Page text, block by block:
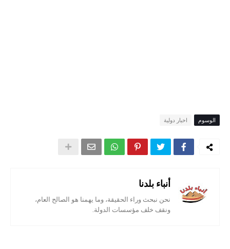
الوسوم اخبار دولية
أنباء بلدنا
نحن نبحث وراء الحقيقة، وما يهمنا هو الصالح العام،
ونقف خلف مؤسسات الدولة.